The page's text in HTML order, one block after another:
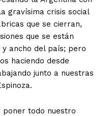
gravísima crisis social
que se cierran,
que se están
ancho del país; pero
haciendo desde
junto a nuestras
poner todo nuestro